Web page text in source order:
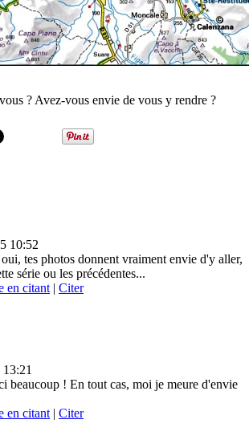
? Avez-vous envie de vous y rendre ?
10:52
oui, tes photos donnent vraiment envie d'y aller,
série ou les précédentes...
en citant | Citer
beaucoup ! En tout cas, moi je meure d'envie
en citant | Citer